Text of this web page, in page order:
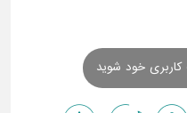
کاربری خود شوید